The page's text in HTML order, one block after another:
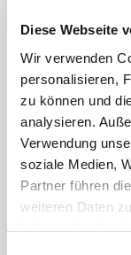
Diese Webseite
Wir verwenden
personalisieren,
zu können und
analysieren.
Verwendung
soziale Medien,
Partner führen
weiteren Daten